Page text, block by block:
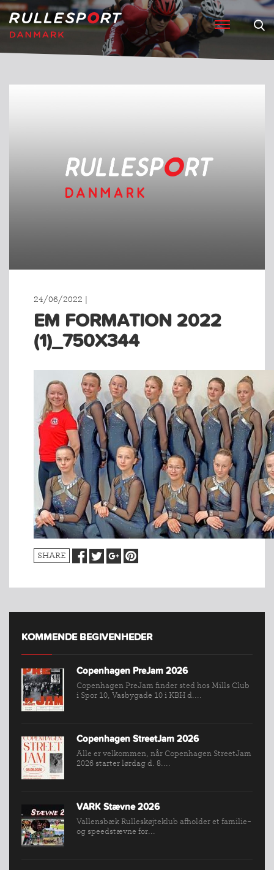
INDMELDELSE
NYHEDER
FIND
KLUB
24/06/2022 |
EM FORMATION 2022
(1)_750X344
SHARE
KOMMENDE BEGIVENHEDER
Copenhagen PreJam 2026
Copenhagen PreJam finder sted hos Mills Club
i Spor 10, Vasbygade 10 i KBH d....
Copenhagen StreetJam 2026
Alle er velkommen, når Copenhagen StreetJam
2026 starter lørdag d. 8....
VARK Stævne 2026
Vallensbæk Rulleskøjteklub afholder et familie-
og speedstævne for...